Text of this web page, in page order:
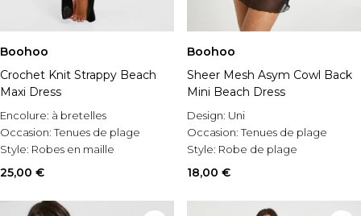
Boohoo
Crochet Knit Strappy Beach
Maxi Dress
Encolure: à bretelles
Occasion:Tenues de plage
Style: Robes en maille
25,00 €
Boohoo
Sheer Mesh Asym Cowl Back
Mini Beach Dress
Design: Uni
Occasion:Tenues de plage
Style: Robe de plage
18,00 €